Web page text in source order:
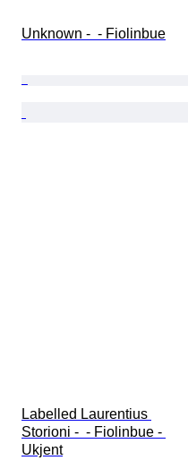
Unknown -  - Fiolinbue
Labelled Laurentius
Storioni -  - Fiolinbue -
Ukjent